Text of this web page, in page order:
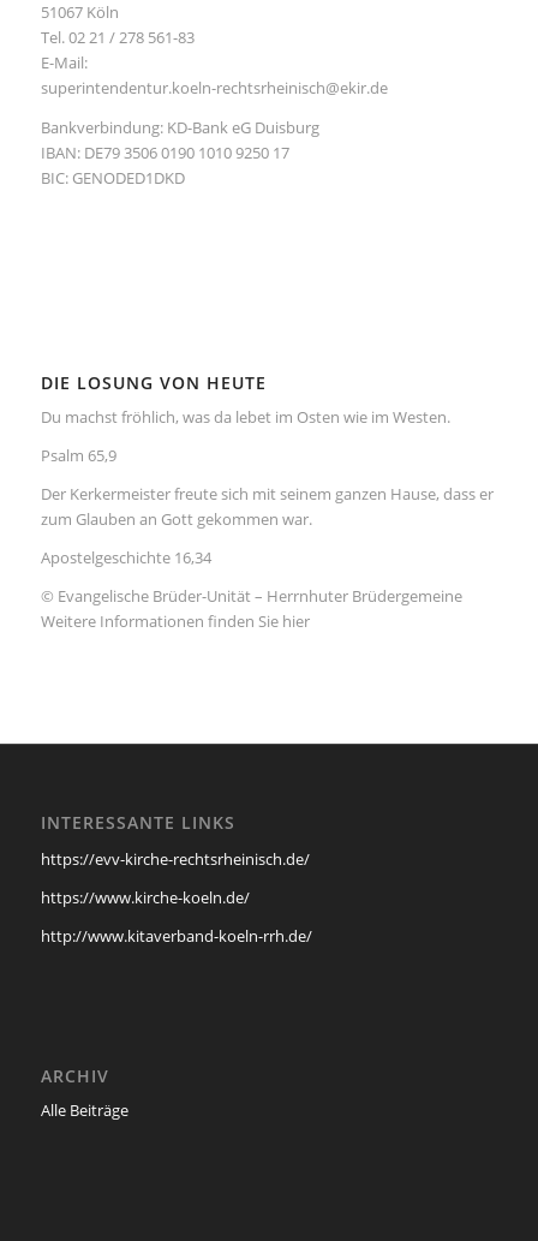
51067 Köln
Tel. 02 21 / 278 561-83
E-Mail:
superintendentur.koeln-rechtsrheinisch@ekir.de
Bankverbindung: KD-Bank eG Duisburg
IBAN: DE79 3506 0190 1010 9250 17
BIC: GENODED1DKD
DIE LOSUNG VON HEUTE
Du machst fröhlich, was da lebet im Osten wie im Westen.
Psalm 65,9
Der Kerkermeister freute sich mit seinem ganzen Hause, dass er
zum Glauben an Gott gekommen war.
Apostelgeschichte 16,34
© Evangelische Brüder-Unität – Herrnhuter Brüdergemeine
Weitere Informationen finden Sie hier
INTERESSANTE LINKS
https://evv-kirche-rechtsrheinisch.de/
https://www.kirche-koeln.de/
http://www.kitaverband-koeln-rrh.de/
ARCHIV
Alle Beiträge